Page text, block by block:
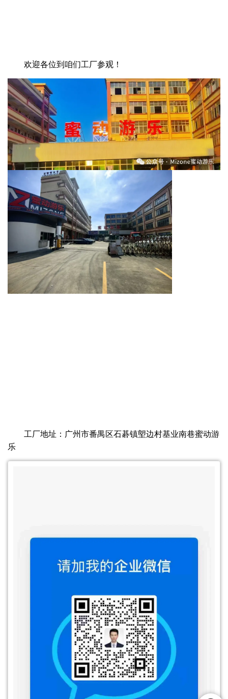
欢迎各位到咱们工厂参观！
工厂地址：广州市番禺区石碁镇塱边村基业南巷蜜动游
乐